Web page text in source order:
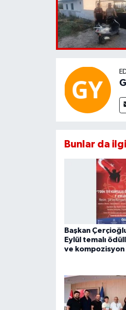
Bunlar da
Başkan
Eylül temalı
ve kompozisyon